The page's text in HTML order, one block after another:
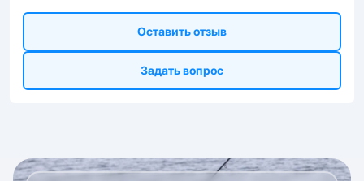
Оставить отзыв
Задать вопрос